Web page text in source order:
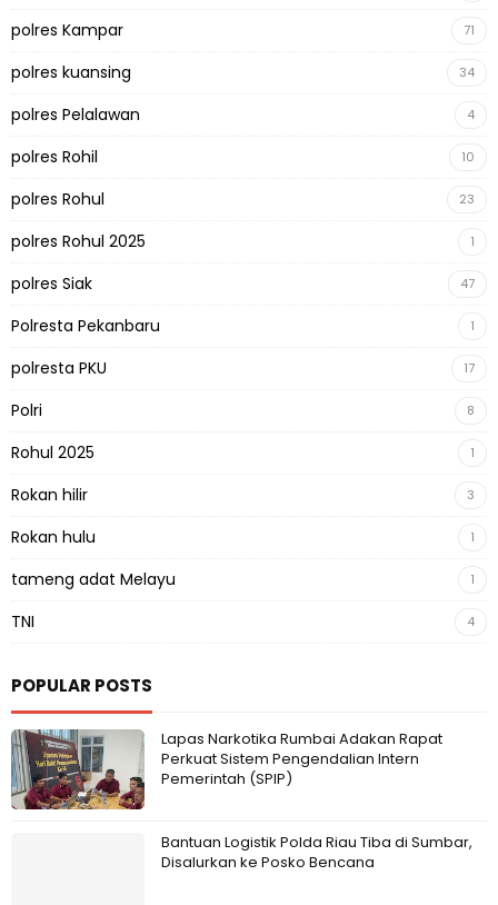
polres Kampar 71
polres kuansing 34
polres Pelalawan 4
polres Rohil 10
polres Rohul 23
polres Rohul 2025 1
polres Siak 47
Polresta Pekanbaru 1
polresta PKU 17
Polri 8
Rohul 2025 1
Rokan hilir 3
Rokan hulu 1
tameng adat Melayu 1
TNI 4
POPULAR POSTS
Lapas Narkotika Rumbai Adakan Rapat
Perkuat Sistem Pengendalian Intern
Pemerintah (SPIP)
Bantuan Logistik Polda Riau Tiba di Sumbar,
Disalurkan ke Posko Bencana